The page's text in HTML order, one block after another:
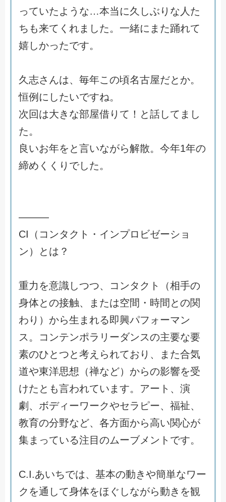
っていた よ う な…本当 に久 しぶ り な 人 た
ち も来て く れま した。 一緒に ま た踊れて
嬉しかったです。
久志さ んは、 毎年こ の頃名古屋だと か。
恒例に したいですね。
次回は大き な部屋借り て ！ と話して ま し
た。
良いお年を と言いながら解散。 今年1年の
締め く く り でした。
―――
CI （ コ ンタ ク ト ・ イ ンプロ ビゼーシ ョ
ン） と は ？
重力 を意識 しつつ、 コ ンタ ク ト （相手の
身体との接触、 ま たは空間 ・ 時間との関
わ り ） から生 ま れる即興パフ ォーマン
ス 。 コ ンテンポラ リ ーダンスの主要な要
素のひとつと考え られてお り 、 ま た合気
道や東洋思想 （禅など） からの影響を受
けた と も言われてい ま す。 アー ト 、 演
劇 、 ボディ ーワークやセラ ピー、 福祉、
教育の分野など、 各方面から高い関心が
集 ま っている注目のムーブメ ン ト です。
C.I.あいちでは、 基本の動きや簡単なワー
ク を通 して身体をほ ぐ しながら動き を観